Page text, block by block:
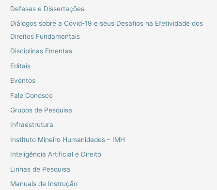
Defesas e Dissertações
Diálogos sobre a Covid-19 e seus Desafios na Efetividade dos
Direitos Fundamentais
Disciplinas Ementas
Editais
Eventos
Fale Conosco
Grupos de Pesquisa
Infraestrutura
Instituto Mineiro Humanidades – IMH
Inteligência Artificial e Direito
Linhas de Pesquisa
Manuais de Instrução